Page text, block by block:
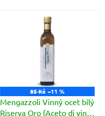
85 Kč –11 %
Mengazzoli Vinný ocet bílý
Riserva Oro (Aceto di vino